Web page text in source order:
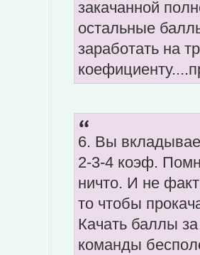
закачанной
остальные
заработать на
6. Вы
2-3-4 коэф.
ничто. И не
то чтобы
Качать баллы
команды